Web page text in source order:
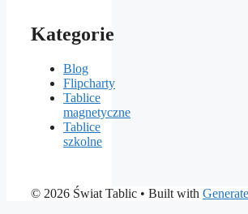
Kategorie
Blog
Flipcharty
Tablice
magnetyczne
Tablice
szkolne
© 2026 Świat Tablic • Built with